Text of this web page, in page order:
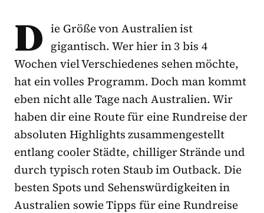
D ie Größe von Australien ist
gigantisch. Wer hier in 3 bis 4
Wochen viel Verschiedenes sehen möchte,
hat ein volles Programm. Doch man kommt
eben nicht alle Tage nach Australien. Wir
haben dir eine Route für eine Rundreise der
absoluten Highlights zusammengestellt
entlang cooler Städte, chilliger Strände und
durch typisch roten Staub im Outback. Die
besten Spots und Sehenswürdigkeiten in
Australien sowie Tipps für eine Rundreise